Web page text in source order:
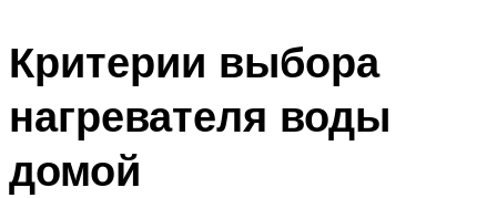
Критерии выбора
нагревателя воды
домой